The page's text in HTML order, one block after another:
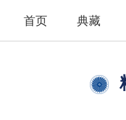
首页 典藏